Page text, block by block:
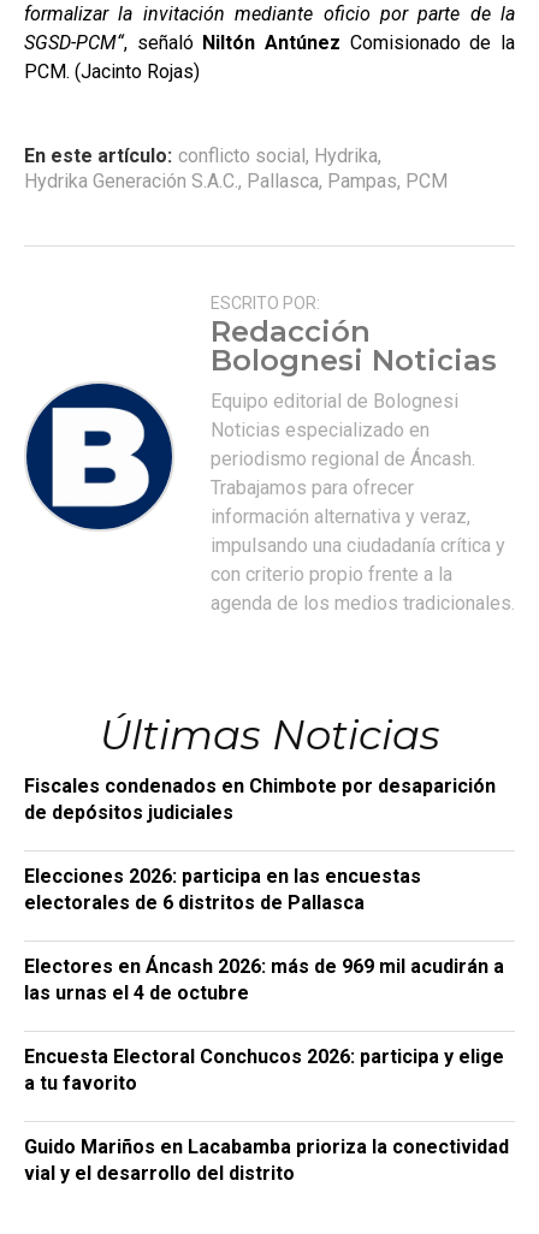
formalizar la invitación mediante oficio por parte de la
SGSD-PCM“, señaló Niltón Antúnez Comisionado de la
PCM. (Jacinto Rojas)
En este artículo: conflicto social, Hydrika,
Hydrika Generación S.A.C., Pallasca, Pampas, PCM
ESCRITO POR:
Redacción
Bolognesi Noticias
Equipo editorial de Bolognesi
Noticias especializado en
periodismo regional de Áncash.
Trabajamos para ofrecer
información alternativa y veraz,
impulsando una ciudadanía crítica y
con criterio propio frente a la
agenda de los medios tradicionales.
Últimas Noticias
Fiscales condenados en Chimbote por desaparición
de depósitos judiciales
Elecciones 2026: participa en las encuestas
electorales de 6 distritos de Pallasca
Electores en Áncash 2026: más de 969 mil acudirán a
las urnas el 4 de octubre
Encuesta Electoral Conchucos 2026: participa y elige
a tu favorito
Guido Mariños en Lacabamba prioriza la conectividad
vial y el desarrollo del distrito